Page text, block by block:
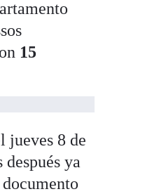
15
jueves 8 de
ya